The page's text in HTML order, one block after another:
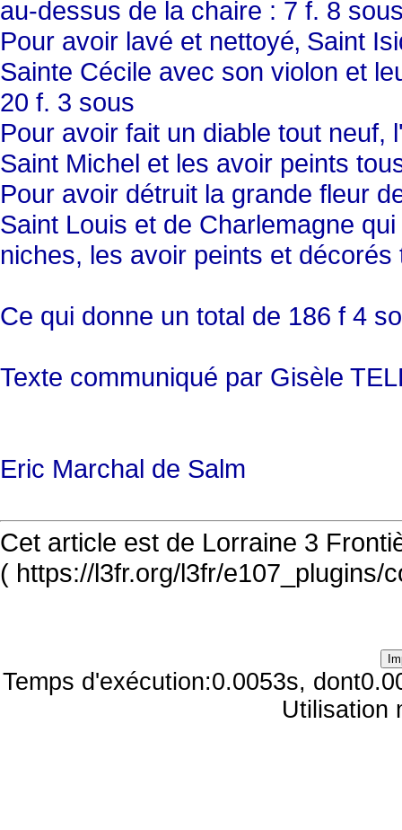
au-dessus de la chaire : 7 f. 8
Pour avoir lavé et nettoyé‚ Saint
Sainte Cécile avec son violon et
20 f. 3 sous
Pour avoir fait un diable tout
Saint Michel et les avoir peints
Pour avoir détruit la grande fleur
Saint Louis et de Charlemagne
niches, les avoir peints et
Ce qui donne un total de 186 f 4
Texte communiqué par Gisèle
Eric Marchal de Salm
Cet article est de Lorraine 3
( https://l3fr.org/l3fr/e107_plugins/
Temps d'exécution:0.0053s,
Utilisation